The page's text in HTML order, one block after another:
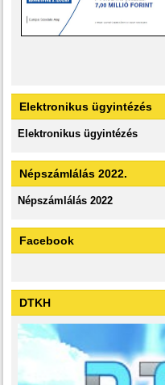
Elektronikus ügyintézés
Elektronikus ügyintézés
Népszámlálás 2022.
Népszámlálás 2022
Facebook
DTKH